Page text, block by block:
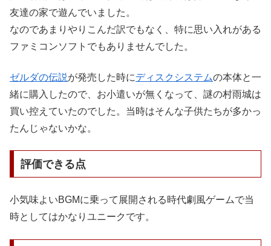
友達の家で遊んでいました。
なのであまりやりこんだ訳でもなく、特に思い入れがある
ファミコンソフトでもありませんでした。
ゼルダの伝説が発売した時にディスクシステムの本体と一
緒に購入したので、お小遣いが無くなって、謎の村雨城は
買い控えていたのでした。当時はそんな子供たちが多かっ
たんじゃないかな。
評価できる点
小気味よいBGMに乗って展開される時代劇風ゲームで当
時としてはかなりユニークです。